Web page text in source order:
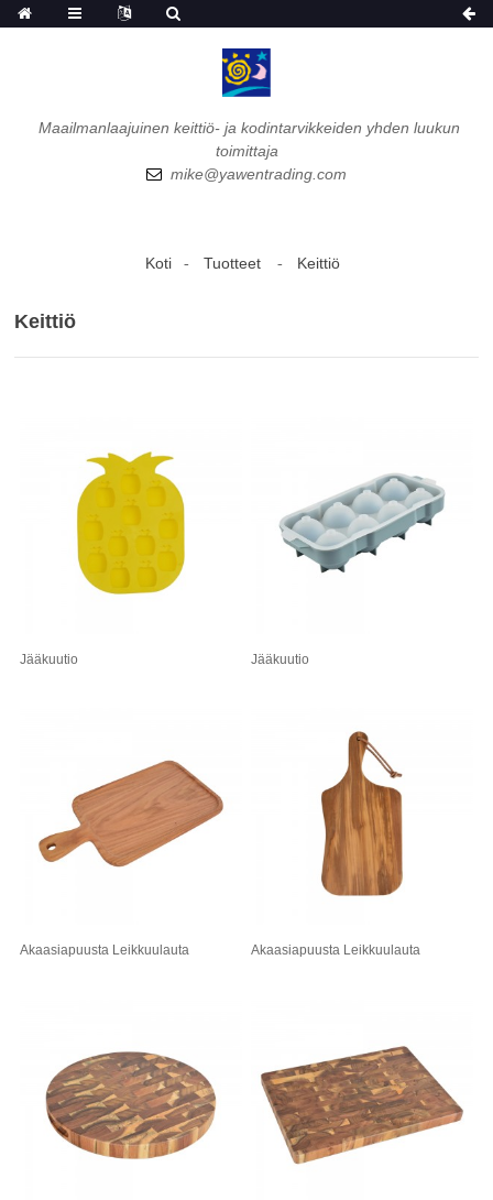
Maailmanlaajuinen keittiö- ja kodintarvikkeiden yhden luukun
toimittaja
mike@yawentrading.com
Koti Tuotteet Keittiö
Keittiö
Jääkuutio Jääkuutio
Akaasiapuusta Leikkuulauta Akaasiapuusta Leikkuulauta